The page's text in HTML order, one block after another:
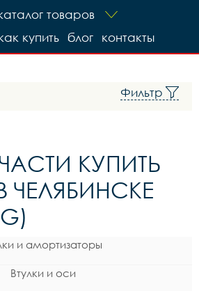
товаров
контакты
блог
купить
Фильтр
КУПИТЬ
ЧЕЛЯБИНСКЕ
и амортизаторы
Втулки и оси